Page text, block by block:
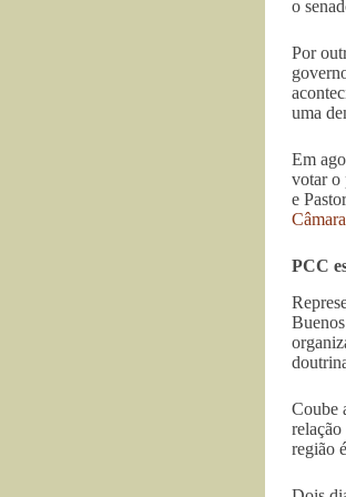
o
Por
uma
Em
votar o
e
Câmara
PCC
Coube
região